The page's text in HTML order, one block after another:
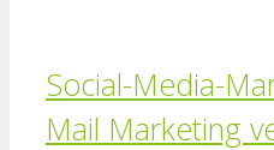
Social-Media-
Mail Marketing